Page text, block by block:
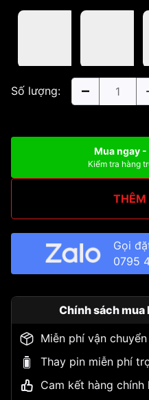
Số lượng:
Mua ngay
Kiểm tra hàng
THÊM
Gọi
0795
Chính sách
Miễn phí vận chuyển
Thay pin miễn phí
Cam kết hàng chính